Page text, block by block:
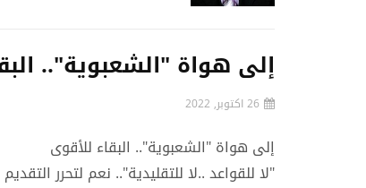
إلى هواة "الشعبوية"..
26 اكتوبر, 2022
إلى هواة "الشعبوية".. البقاء للأقوى
"لا للقواعد ..لا للتقليدية".. نعم لتحرر التقديم